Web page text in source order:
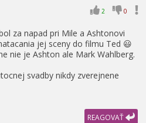
2 0
za napad pri Mile a Ashtonovi
jej sceny do filmu Ted 😃
nie je Ashton ale Mark Wahlberg.
svadby nikdy zverejnene
REAGOVAŤ